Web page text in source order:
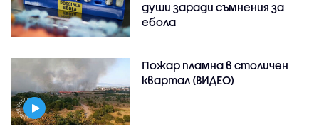
души заради съмнения за
ебола
Пожар пламна в столичен
квартал (ВИДЕО)